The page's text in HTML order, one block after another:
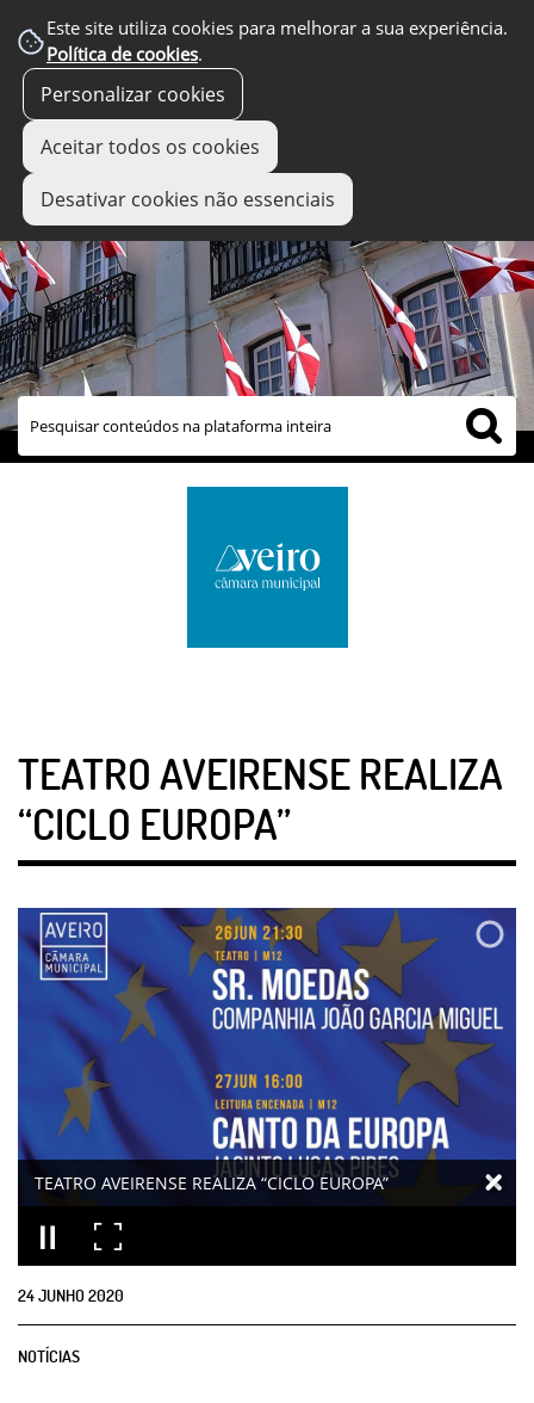
Este site utiliza cookies para melhorar a sua experiência.
Política de cookies.
Personalizar cookies
Aceitar todos os cookies
Desativar cookies não essenciais
links úteis
TEATRO AVEIRENSE REALIZA
“CICLO EUROPA”
TEATRO AVEIRENSE REALIZA “CICLO EUROPA”
24JUNHO2020
NOTÍCIAS